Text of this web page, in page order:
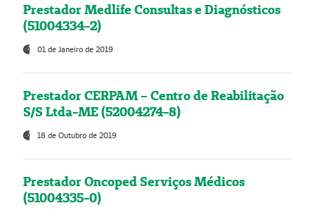
Prestador Medlife Consultas e Diagnósticos
(51004334-2)
01 de Janeiro de 2019
Prestador CERPAM – Centro de Reabilitação
S/S Ltda-ME (52004274-8)
18 de Outubro de 2019
Prestador Oncoped Serviços Médicos
(51004335-0)